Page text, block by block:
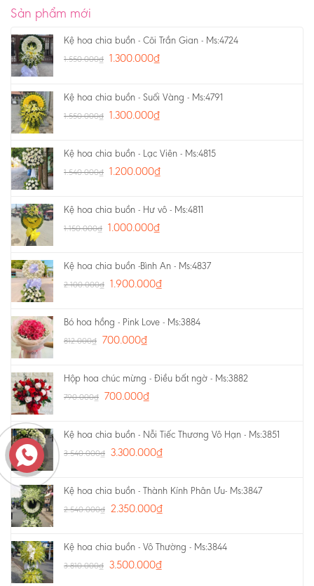
Sản phẩm mới
Kệ hoa chia buồn - Cõi Trần Gian - Ms:4724
1.550.000₫ 1.300.000₫
Kệ hoa chia buồn - Suối Vàng - Ms:4791
1.550.000₫ 1.300.000₫
Kệ hoa chia buồn - Lạc Viên - Ms:4815
1.540.000₫ 1.200.000₫
Kệ hoa chia buồn - Hư vô - Ms:4811
1.150.000₫ 1.000.000₫
Kệ hoa chia buồn -Bình An - Ms:4837
2.100.000₫ 1.900.000₫
Bó hoa hồng - Pink Love - Ms:3884
812.000₫ 700.000₫
Hộp hoa chúc mừng - Điều bất ngờ - Ms:3882
790.000₫ 700.000₫
Kệ hoa chia buồn - Nỗi Tiếc Thương Vô Hạn - Ms:3851
3.540.000₫ 3.300.000₫
Kệ hoa chia buồn - Thành Kính Phân Ưu- Ms:3847
2.540.000₫ 2.350.000₫
Kệ hoa chia buồn - Vô Thường - Ms:3844
3.810.000₫ 3.500.000₫